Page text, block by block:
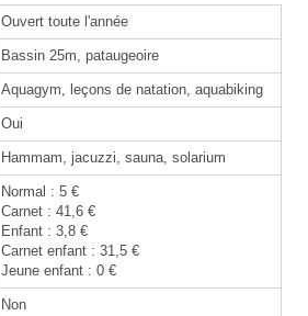
Ouvert toute l'année
Bassin 25m, pataugeoire
Aquagym, leçons de natation, aquabiking
Oui
Hammam, jacuzzi, sauna, solarium
Normal : 5 €
Carnet : 41,6 €
Enfant : 3,8 €
Carnet enfant : 31,5 €
Jeune enfant : 0 €
Non